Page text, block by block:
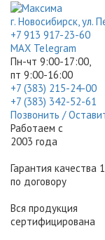
г. Новосибирск, ул.
+7 913 917-23-60
МАХ Telegram
Пн-чт 9:00-17:00,
пт 9:00-16:00
+7 (383) 215-24-00
+7 (383) 342-52-61
Позвонить /
Работаем с
2003 года
Гарантия качества
по договору
Вся продукция
сертифицирована